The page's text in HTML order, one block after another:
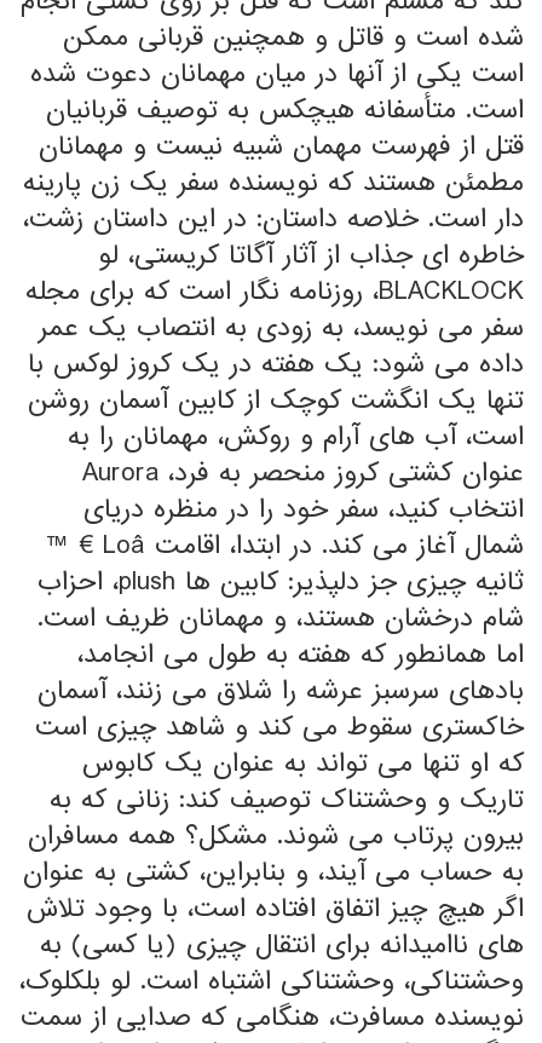
شده است و قاتل و همچنین قربانی ممکن
است یکی از آنها در میان مهمانان دعوت شده
است. متأسفانه هیچکس به توصیف قربانیان
قتل از فهرست مهمان شبیه نیست و مهمانان
مطمئن هستند که نویسنده سفر یک زن پارینه
دار است. خلاصه داستان: در این داستان زشت،
خاطره ای جذاب از آثار آگاتا کریستی، لو
BLACKLOCK، روزنامه نگار است که برای مجله
سفر می نویسد، به زودی به انتصاب یک عمر
داده می شود: یک هفته در یک کروز لوکس با
تنها یک انگشت کوچک از کابین آسمان روشن
است، آب های آرام و روکش، مهمانان را به
عنوان کشتی کروز منحصر به فرد، Aurora
انتخاب کنید، سفر خود را در منظره دریای
شمال آغاز می کند. در ابتدا، اقامت Loâ € ™
ثانیه چیزی جز دلپذیر: کابین ها plush، احزاب
شام درخشان هستند، و مهمانان ظریف است.
اما همانطور که هفته به طول می انجامد،
بادهای سرسبز عرشه را شلاق می زنند، آسمان
خاکستری سقوط می کند و شاهد چیزی است
که او تنها می تواند به عنوان یک کابوس
تاریک و وحشتناک توصیف کند: زنانی که به
بیرون پرتاب می شوند. مشکل؟ همه مسافران
به حساب می آیند، و بنابراین، کشتی به عنوان
اگر هیچ چیز اتفاق افتاده است، با وجود تلاش
های ناامیدانه برای انتقال چیزی (یا کسی) به
وحشتناکی، وحشتناکی اشتباه است. لو بلکلوک،
نویسنده مسافرت، هنگامی که صدایی از سمت